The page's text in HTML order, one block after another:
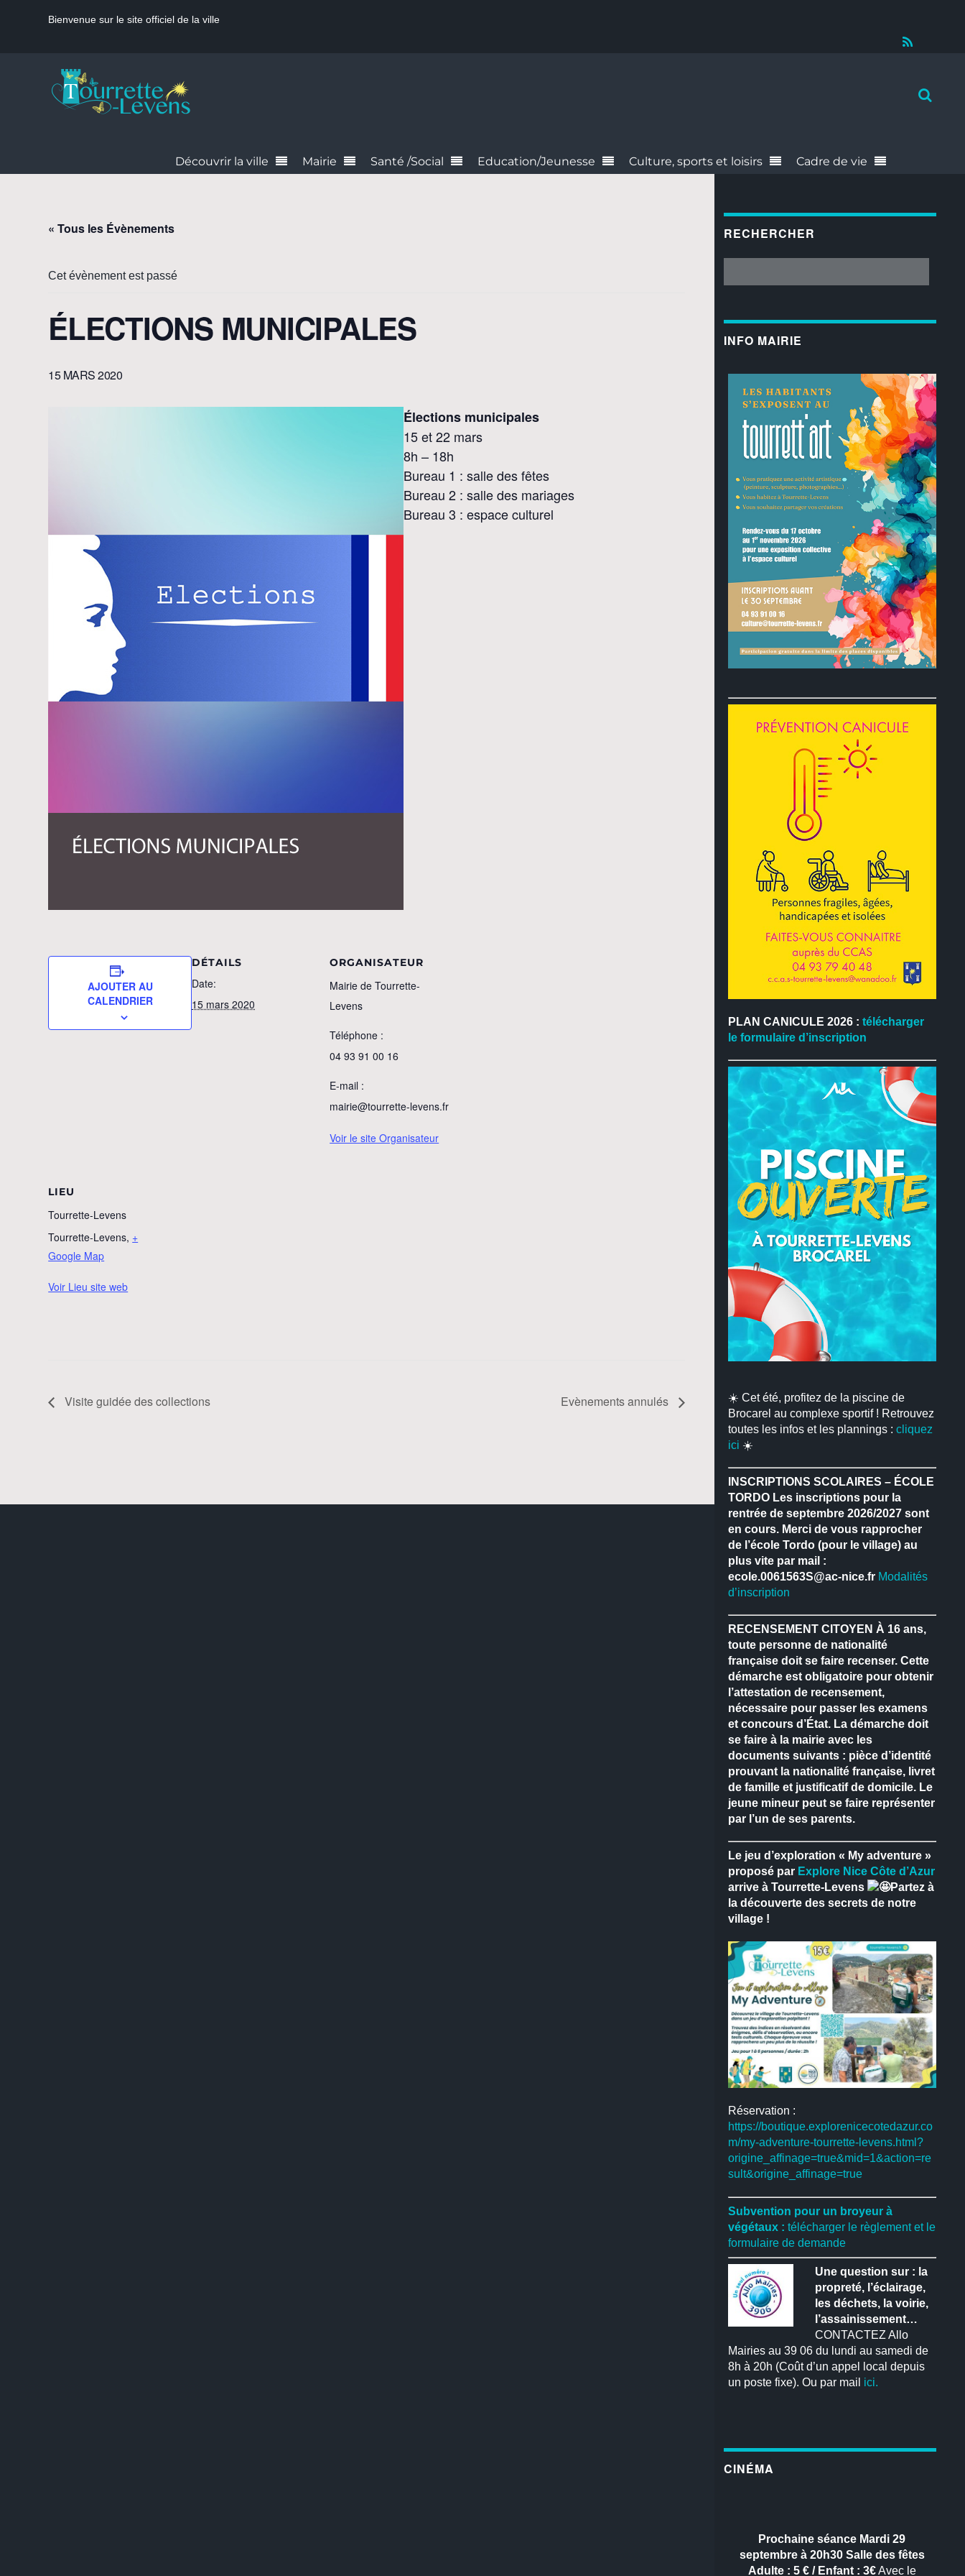
Bienvenue sur le site officiel de la ville
Découvrir la ville Mairie Santé /Social Education/Jeunesse Culture, sports et loisirs Cadre de vie
« Tous les Évènements
Cet évènement est passé
ÉLECTIONS MUNICIPALES
15 MARS 2020
Élections municipales
15 et 22 mars
8h – 18h
Bureau 1 : salle des fêtes
Bureau 2 : salle des mariages
Bureau 3 : espace culturel
AJOUTER AU
CALENDRIER
DÉTAILS
Date:
15 mars 2020
ORGANISATEUR
Mairie de Tourrette-
Levens
Téléphone :
04 93 91 00 16
E-mail :
mairie@tourrette-levens.fr
Voir le site Organisateur
LIEU
Tourrette-Levens
Tourrette-Levens, +
Google Map
Voir Lieu site web
Visite guidée des collections Evènements annulés
RECHERCHER
INFO MAIRIE
PLAN CANICULE 2026 : télécharger
le formulaire d’inscription
☀️ Cet été, profitez de la piscine de
Brocarel au complexe sportif ! Retrouvez
toutes les infos et les plannings : cliquez
ici ☀️
INSCRIPTIONS SCOLAIRES – ÉCOLE
TORDOLes inscriptions pour la
rentrée de septembre 2026/2027 sont
en cours. Merci de vous rapprocher
de l’école Tordo (pour le village) au
plus vite par mail :
ecole.0061563S@ac-nice.fr Modalités
d’inscription
RECENSEMENT CITOYEN À 16 ans,
toute personne de nationalité
française doit se faire recenser. Cette
démarche est obligatoire pour obtenir
l’attestation de recensement,
nécessaire pour passer les examens
et concours d’État.La démarche doit
se faire à la mairie avec les
documents suivants : pièce d’identité
prouvant la nationalité française, livret
de famille et justificatif de domicile.Le
jeune mineur peut se faire représenter
par l’un de ses parents.
Le jeu d’exploration « My adventure »
proposé par Explore Nice Côte d’Azur
arrive à Tourrette-Levens
Partez à
la découverte des secrets de notre
village !
Réservation :
https://boutique.explorenicecotedazur.co
m/my-adventure-tourrette-levens.html?
origine_affinage=true&mid=1&action=re
sult&origine_affinage=true
Subvention pour un broyeur à
végétaux : télécharger le règlement et le
formulaire de demande
Une question sur : la
propreté, l’éclairage,
les déchets, la voirie,
l’assainissement…
CONTACTEZ Allo
Mairies au 39 06 du lundi au samedi de
8h à 20h (Coût d’un appel local depuis
un poste fixe). Ou par mail ici.
CINÉMA
Prochaine séance Mardi 29
septembre à 20h30 Salle des fêtes
Adulte : 5 € / Enfant : 3€Avec le